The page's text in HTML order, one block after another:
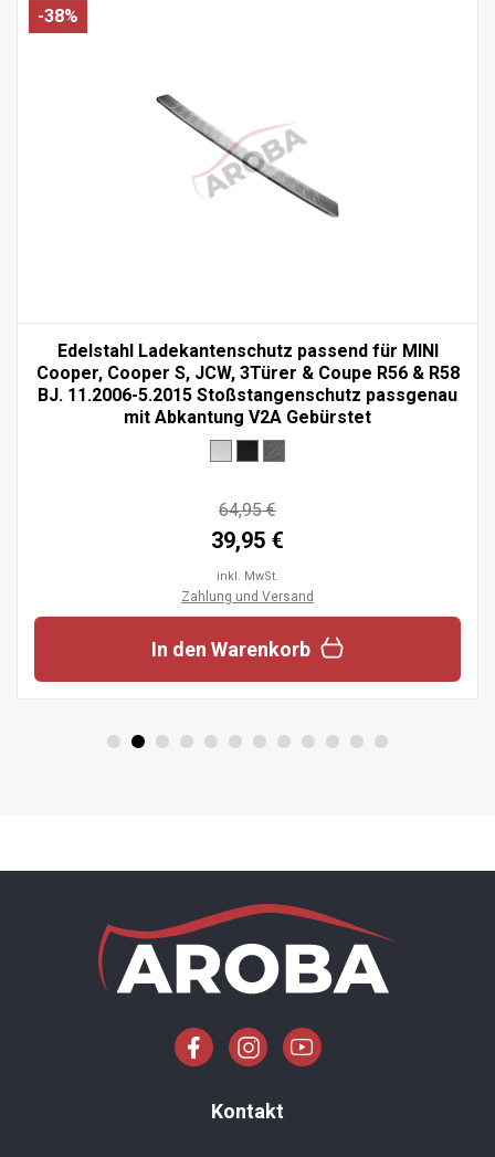
-38%
Edelstahl Ladekantenschutz passend für MINI
Cooper, Cooper S, JCW, 3Türer & Coupe R56 & R58
BJ. 11.2006-5.2015 Stoßstangenschutz passgenau
mit Abkantung V2A Gebürstet
64,95 €
39,95 €
inkl. MwSt.
Zahlung und Versand
In den Warenkorb
Kontakt